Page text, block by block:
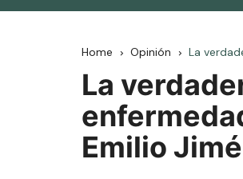
Home Opinión La
La
Emilio